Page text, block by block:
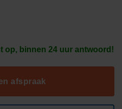
op, binnen 24 uur antwoord!
afspraak